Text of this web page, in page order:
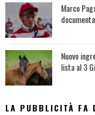
Marco
Nuovo
lista al 3
LA PUBBLICITÀ FA